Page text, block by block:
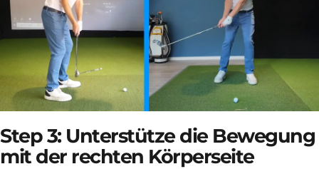
Step 3: Unterstütze die Bewegung
mit der rechten Körperseite